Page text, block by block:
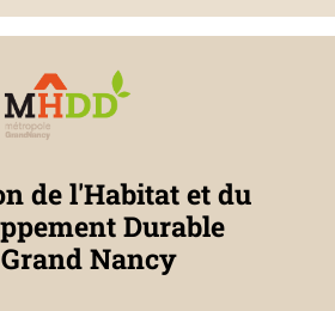
de l'Habitat et du
Durable
Nancy